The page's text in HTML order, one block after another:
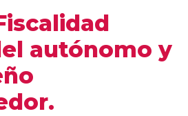
autónomo y